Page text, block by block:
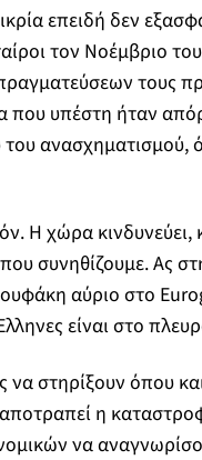
επειδή δεν
τον Νοέμβριο
τους
που υπέστη ήταν
ανασχηματισμού,
χώρα κινδυνεύει,
συνηθίζουμε. Ας
αύριο στο
είναι στο
να στηρίξουν όπου
η
να